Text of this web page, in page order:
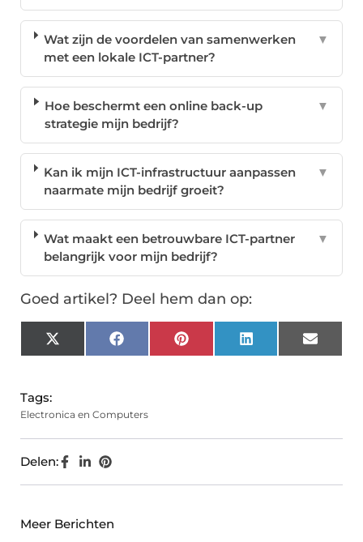
Wat zijn de voordelen van samenwerken
met een lokale ICT-partner?
▼
Hoe beschermt een online back-up
strategie mijn bedrijf?
▼
Kan ik mijn ICT-infrastructuur aanpassen
naarmate mijn bedrijf groeit?
▼
Wat maakt een betrouwbare ICT-partner
belangrijk voor mijn bedrijf?
▼
Goed artikel? Deel hem dan op:
X
(Twitter)
FacebookPinterest LinkedIn Email
Tags:
Electronica en Computers
Delen:
Meer Berichten